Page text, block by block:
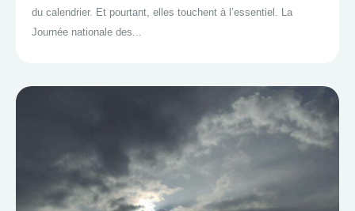
du calendrier. Et pourtant, elles touchent à l’essentiel. La
Journée nationale des...